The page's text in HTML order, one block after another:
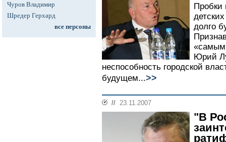
Чуров Владимир
Шредер Герхард
все персоны
Пробки
долго
Юрий
неспособность городской
будущем...>>
// 23.11.2007
"В